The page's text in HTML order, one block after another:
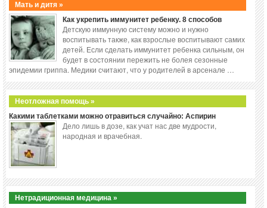
Мать и дитя »
Как укрепить иммунитет ребенку. 8 способов
Детскую иммунную систему можно и нужно
воспитывать также, как взрослые воспитывают самих
детей. Если сделать иммунитет ребенка сильным, он
будет в состоянии пережить не болея сезонные
эпидемии гриппа. Медики считают, что у родителей в арсенале …
Неотложная помощь »
Какими таблетками можно отравиться случайно: Аспирин
Дело лишь в дозе, как учат нас две мудрости,
народная и врачебная.
Нетрадиционная медицина »